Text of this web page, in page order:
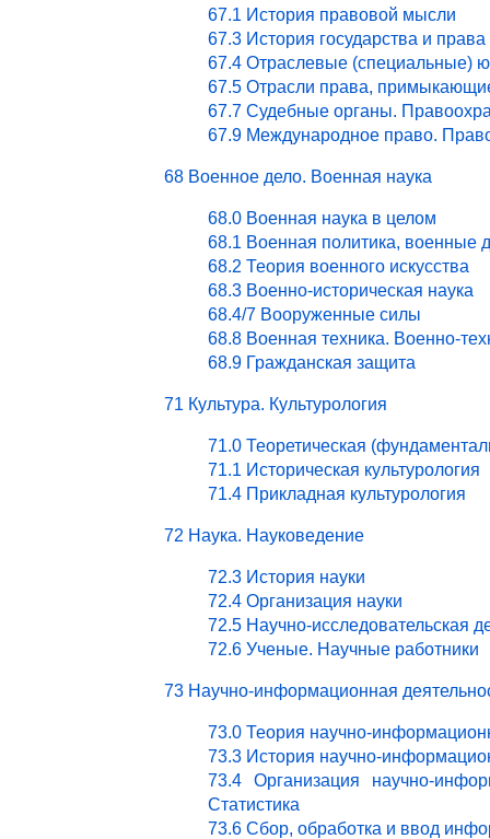
67.1 История правовой мысли
67.3 История государства и права
67.4 Отраслевые (специальные)
67.5 Отрасли права,
67.7 Судебные органы.
67.9 Международное право.
68 Военное дело. Военная наука
68.0 Военная наука в целом
68.1 Военная политика, военные
68.2 Теория военного искусства
68.3 Военно-историческая наука
68.4/7 Вооруженные силы
68.8 Военная техника. Военно-
68.9 Гражданская защита
71 Культура. Культурология
71.0 Теоретическая
71.1 Историческая культурология
71.4 Прикладная культурология
72 Наука. Науковедение
72.3 История науки
72.4 Организация науки
72.5 Научно-исследовательская
72.6 Ученые. Научные работники
73 Научно-информационная
73.0 Теория научно-
73.3 История научно-
73.4 Организация научно-
Статистика
73.6 Сбор, обработка и ввод